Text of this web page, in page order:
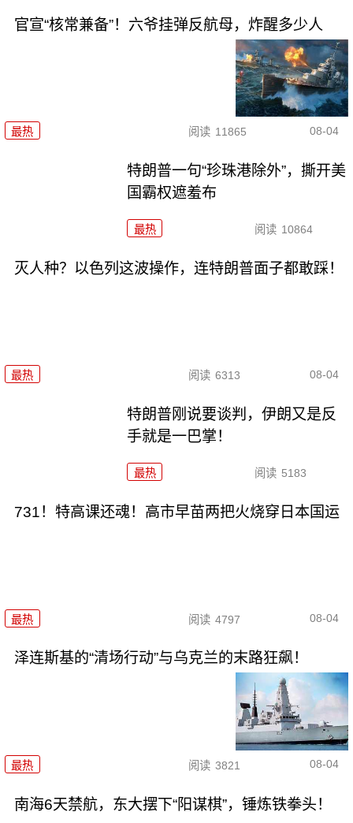
官宣“核常兼备”！六爷挂弹反航母，炸醒多少人
最热 阅读 11865 08-04
特朗普一句“珍珠港除外”，撕开美
国霸权遮羞布
最热 阅读 10864
灭人种？以色列这波操作，连特朗普面子都敢踩！
最热 阅读 6313 08-04
特朗普刚说要谈判，伊朗又是反
手就是一巴掌！
最热 阅读 5183
731！特高课还魂！高市早苗两把火烧穿日本国运
最热 阅读 4797 08-04
泽连斯基的“清场行动”与乌克兰的末路狂飙！
最热 阅读 3821 08-04
南海6天禁航，东大摆下“阳谋棋”，锤炼铁拳头！